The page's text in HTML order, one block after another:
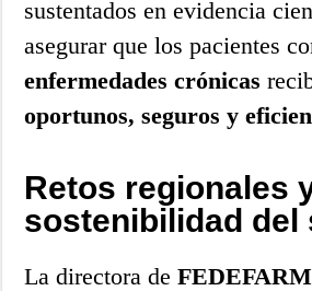
sustentados en evidencia
asegurar que los pacientes
enfermedades crónicas
oportunos, seguros y
Retos regionales
sostenibilidad del
La directora de